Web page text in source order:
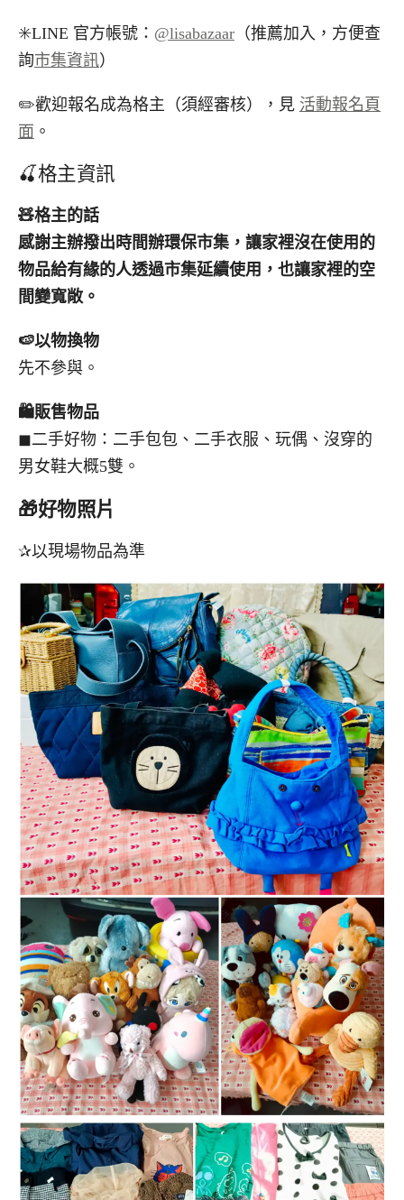
✳️LINE 官方帳號： @lisabazaar （推薦加入，方便查
詢市集資訊）
✏️歡迎報名成為格主（須經審核），見 活動報名頁
面 。
🍒格主資訊
🧸格主的話
感謝主辦撥出時間辦環保市集，讓家裡沒在使用的
物品給有緣的人透過市集延續使用，也讓家裡的空
間變寬敞。
🍉以物換物
先不參與。
🛍️販售物品
◼︎二手好物：二手包包、二手衣服、玩偶、沒穿的
男女鞋大概5雙。
🎁好物照片
✰以現場物品為準